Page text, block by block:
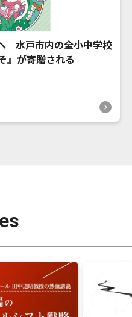
水戸市内の全小中学校
』が寄贈される